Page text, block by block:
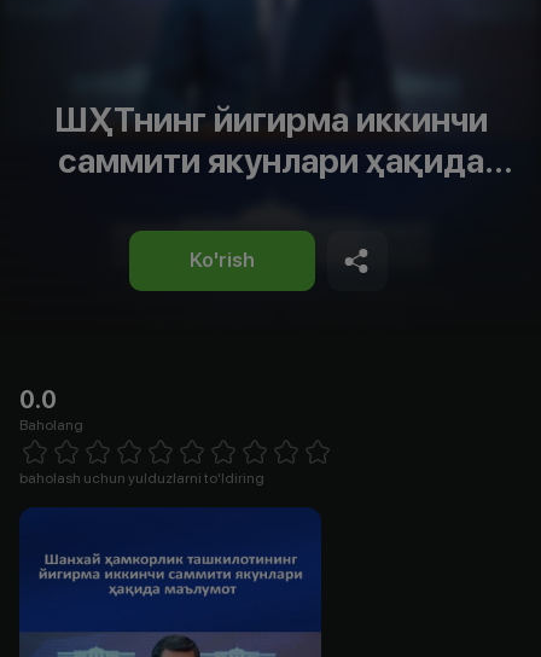
ШҲТнинг йигирма иккинчи
саммити якунлари ҳақида
Ko'rish
0.0
Baholang
1 Star 2 Stars 3 Stars 4 Stars5 Stars 6 Stars7 Stars8 Stars
baholash uchun yulduzlarni to'ldiring